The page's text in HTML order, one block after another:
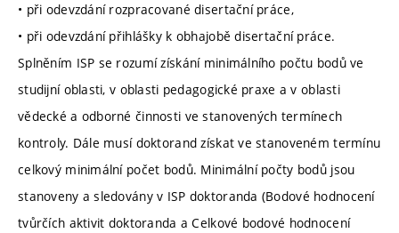
• při odevzdání rozpracované disertační práce,
• při odevzdání přihlášky k obhajobě disertační práce.
Splněním ISP se rozumí získání minimálního počtu bodů ve
studijní oblasti, v oblasti pedagogické praxe a v oblasti
vědecké a odborné činnosti ve stanovených termínech
kontroly. Dále musí doktorand získat ve stanoveném termínu
celkový minimální počet bodů. Minimální počty bodů jsou
stanoveny a sledovány v ISP doktoranda (Bodové hodnocení
tvůrčích aktivit doktoranda a Celkové bodové hodnocení